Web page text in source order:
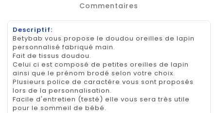
Commentaires
Descriptif:
Betybab vous propose le doudou oreilles de lapin
personnalisé fabriqué main.
Fait de tissus doudou.
Celui ci est composé de petites oreilles de lapin
ainsi que le prénom brodé selon votre choix.
Plusieurs police de caractére vous sont proposés
lors de la personnalisation.
Facile d'entretien (testé) elle vous sera très utile
pour le sommeil de bébé.